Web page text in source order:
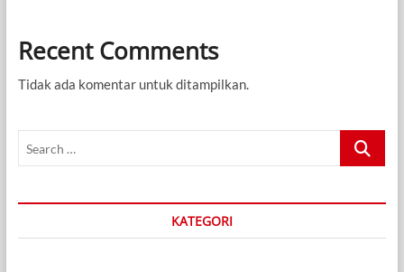
Recent Comments
Tidak ada komentar untuk ditampilkan.
Search
KATEGORI